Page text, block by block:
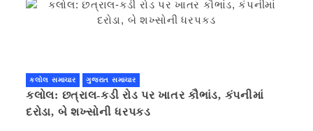
કલોલ સમાચાર ગુજરાત સમાચાર
કલોલ: છત્રાલ-કડી રોડ પર ખાતર કૌભાંડ, કંપનીમાં
દરોડા, બે શખ્સોની ધરપકડ